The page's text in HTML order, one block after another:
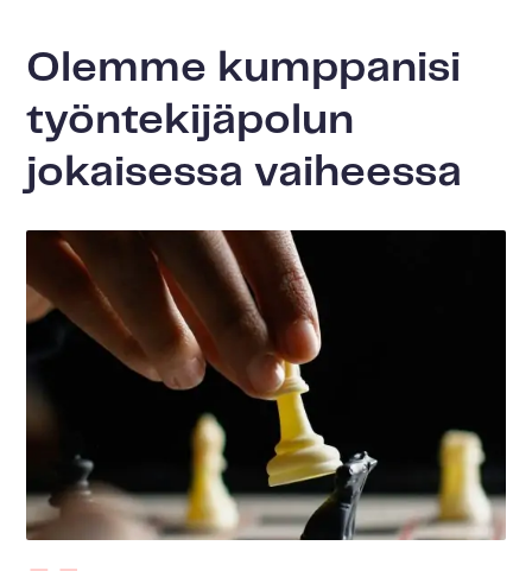
Olemme kumppanisi
työntekijäpolun
jokaisessa vaiheessa